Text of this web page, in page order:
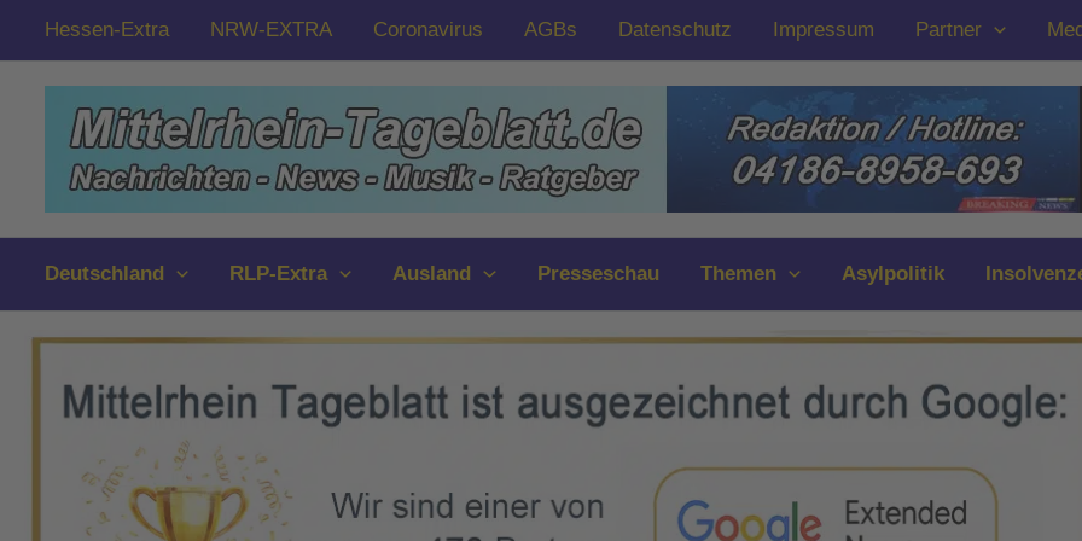
Zum
springen
Hessen-Extra NRW-EXTRA Coronavirus AGBs Datenschutz Impressum Partner
Deutschland RLP-Extra Ausland Presseschau Themen Asylpolitik